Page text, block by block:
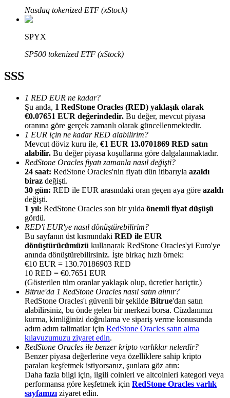
Yönlendirme
Arkadaşını davet et, nakit ödüller kazan
BTC Welcome Rewards
BTC Welcome Rewards
Deposit & Trade BTC to Share 25000 USDT prize pool!
Deposit CASHCAT & Win
Share 500000 CASHCAT prize pool
Nasdaq tokenized ETF (xStock)
SPYX
SP500 tokenized ETF (xStock)
SSS
1 RED EUR ne kadar?
Şu anda, 1 RedStone Oracles (RED) yaklaşık olarak
€0.07651 EUR değerindedir. Bu değer, mevcut piyasa
oranına göre gerçek zamanlı olarak güncellenmektedir.
1 EUR için ne kadar RED alabilirim?
Mevcut döviz kuru ile, €1 EUR 13.0701869 RED satın
alabilir. Bu değer piyasa koşullarına göre dalgalanmaktadır.
RedStone Oracles fiyatı zamanla nasıl değişti?
24 saat: RedStone Oracles'nin fiyatı dün itibarıyla azaldı
biraz değişti.
30 gün: RED ile EUR arasındaki oran geçen aya göre azaldı
değişti.
1 yıl: RedStone Oracles son bir yılda önemli fiyat düşüşü
gördü.
RED'i EUR'ye nasıl dönüştürebilirim?
Bu sayfanın üst kısmındaki RED ile EUR
dönüştürücümüzü kullanarak RedStone Oracles'yi Euro'ye
anında dönüştürebilirsiniz. İşte birkaç hızlı örnek:
€10 EUR = 130.70186903 RED
10 RED = €0.7651 EUR
(Gösterilen tüm oranlar yaklaşık olup, ücretler hariçtir.)
Bitrue'da 1 RedStone Oracles nasıl satın alınır?
RedStone Oracles'ı güvenli bir şekilde Bitrue'dan satın
alabilirsiniz, bu önde gelen bir merkezi borsa. Cüzdanınızı
kurma, kimliğinizi doğrulama ve sipariş verme konusunda
adım adım talimatlar için RedStone Oracles satın alma
kılavuzumuzu ziyaret edin.
RedStone Oracles ile benzer kripto varlıklar nelerdir?
Benzer piyasa değerlerine veya özelliklere sahip kripto
paraları keşfetmek istiyorsanız, şunlara göz atın:
Daha fazla bilgi için, ilgili coinleri ve altcoinleri kategori veya
performansa göre keşfetmek için RedStone Oracles varlık
sayfamızı ziyaret edin.